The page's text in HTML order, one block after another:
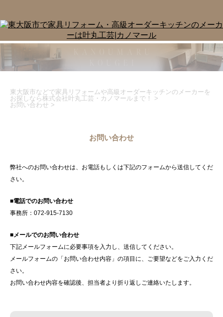
東大阪市などで家具リフォームや高級オーダーキッチンのメーカーを
お探しなら株式会社叶丸工芸・カノマールまで！
>
お問い合わせ >
お問い合わせ
弊社へのお問い合わせは、お電話もしくは下記のフォームから送信してくだ
さい。
■電話でのお問い合わせ
事務所：072-915-7130
■メールでのお問い合わせ
下記メールフォームに必要事項を入力し、送信してください。
メールフォームの「お問い合わせ内容」の項目に、ご要望などをご入力くだ
さい。
お問い合わせ内容を確認後、担当者より折り返しご連絡いたします。